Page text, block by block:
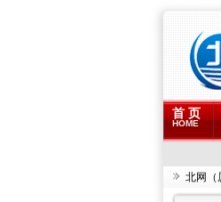
首 页
HOME
北网（